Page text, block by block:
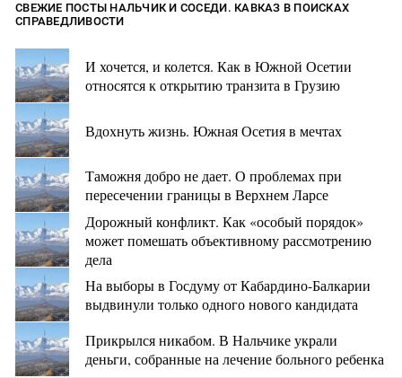
СВЕЖИЕ ПОСТЫ НАЛЬЧИК И СОСЕДИ. КАВКАЗ В ПОИСКАХ
СПРАВЕДЛИВОСТИ
И хочется, и колется. Как в Южной Осетии
относятся к открытию транзита в Грузию
Вдохнуть жизнь. Южная Осетия в мечтах
Таможня добро не дает. О проблемах при
пересечении границы в Верхнем Ларсе
Дорожный конфликт. Как «особый порядок»
может помешать объективному рассмотрению
дела
На выборы в Госдуму от Кабардино-Балкарии
выдвинули только одного нового кандидата
Прикрылся никабом. В Нальчике украли
деньги, собранные на лечение больного ребенка